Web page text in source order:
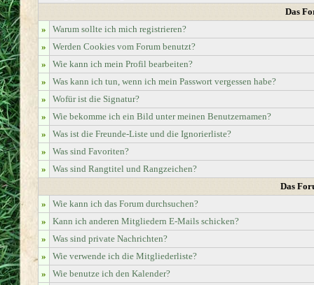
Das
»
Warum sollte ich mich registrieren?
»
Werden Cookies vom Forum benutzt?
»
Wie kann ich mein Profil bearbeiten?
»
Was kann ich tun, wenn ich mein Passwort vergessen habe?
»
Wofür ist die Signatur?
»
Wie bekomme ich ein Bild unter meinen Benutzernamen?
»
Was ist die Freunde-Liste und die Ignorierliste?
»
Was sind Favoriten?
»
Was sind Rangtitel und Rangzeichen?
Das
»
Wie kann ich das Forum durchsuchen?
»
Kann ich anderen Mitgliedern E-Mails schicken?
»
Was sind private Nachrichten?
»
Wie verwende ich die Mitgliederliste?
»
Wie benutze ich den Kalender?